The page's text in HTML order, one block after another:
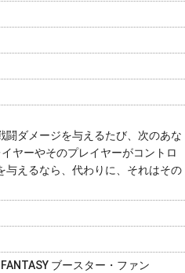
闘ダメージを与えるたび、次のあな
ヤーやそのプレイヤーがコントロ
与えるなら、代わりに、それはその
ブースター・ファン